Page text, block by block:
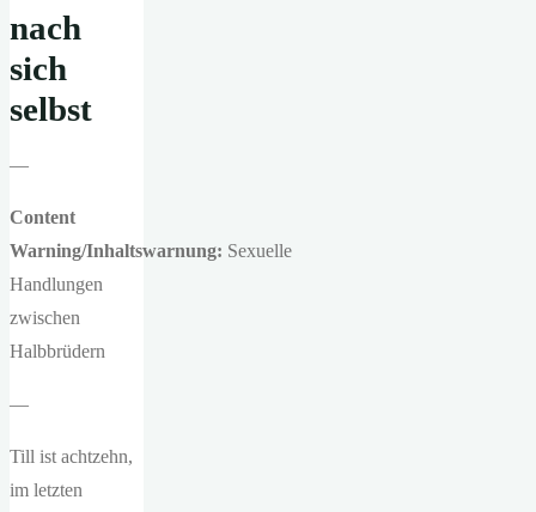
nach
sich
selbst
—
Content
Warning/Inhaltswarnung: Sexuelle
Handlungen
zwischen
Halbbrüdern
—
Till ist achtzehn,
im letzten